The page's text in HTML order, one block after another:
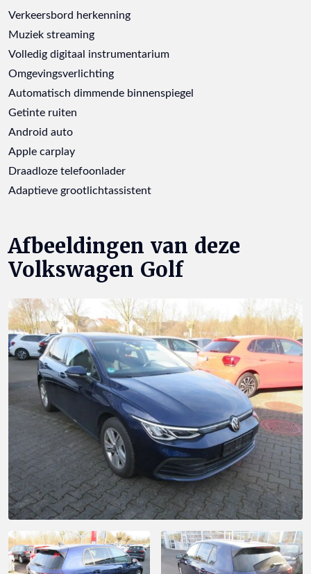
Verkeersbord herkenning
Muziek streaming
Volledig digitaal instrumentarium
Omgevingsverlichting
Automatisch dimmende binnenspiegel
Getinte ruiten
Android auto
Apple carplay
Draadloze telefoonlader
Adaptieve grootlichtassistent
Afbeeldingen van deze
Volkswagen Golf